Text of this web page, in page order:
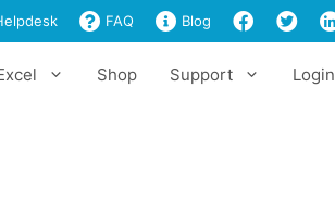
FAQ Blog
Shop Support Login
€119,00